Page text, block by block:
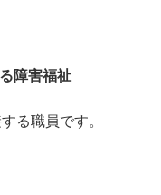
障害福祉
る職員です。